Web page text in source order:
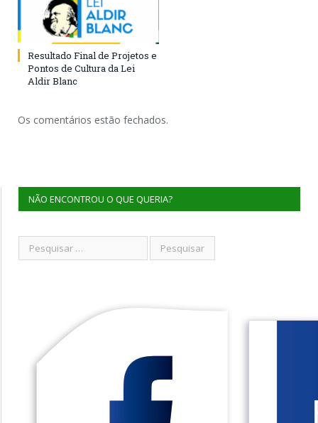
Resultado Final de Projetos e
Pontos de Cultura da Lei
Aldir Blanc
Os comentários estão fechados.
NÃO ENCONTROU O QUE QUERIA?